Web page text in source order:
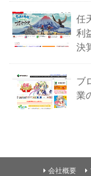
任
利
決
ブ
業
会社概要